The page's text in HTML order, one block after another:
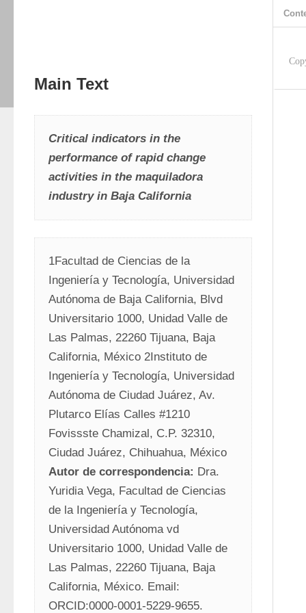
Main Text
Critical indicators in the
performance of rapid change
activities in the maquiladora
industry in Baja California
1Facultad de Ciencias de la
Ingeniería y Tecnología, Universidad
Autónoma de Baja California, Blvd
Universitario 1000, Unidad Valle de
Las Palmas, 22260 Tijuana, Baja
California, México 2Instituto de
Ingeniería y Tecnología, Universidad
Autónoma de Ciudad Juárez, Av.
Plutarco Elías Calles #1210
Fovissste Chamizal, C.P. 32310,
Ciudad Juárez, Chihuahua, México
Autor de correspondencia: Dra.
Yuridia Vega, Facultad de Ciencias
de la Ingeniería y Tecnología,
Universidad Autónoma vd
Universitario 1000, Unidad Valle de
Las Palmas, 22260 Tijuana, Baja
California, México. Email:
ORCID:0000-0001-5229-9655.